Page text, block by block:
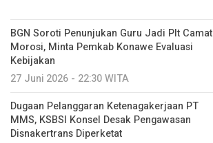
BGN Soroti Penunjukan Guru Jadi Plt Camat
Morosi, Minta Pemkab Konawe Evaluasi
Kebijakan
27 Juni 2026 - 22:30 WITA
Dugaan Pelanggaran Ketenagakerjaan PT
MMS, KSBSI Konsel Desak Pengawasan
Disnakertrans Diperketat